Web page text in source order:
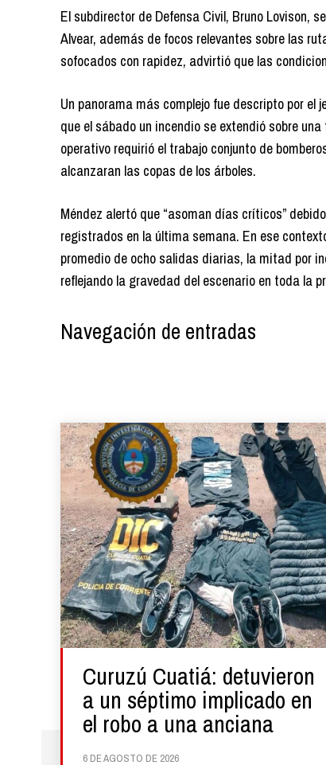
El subdirector de Defensa Civil, Bruno Lovison,
Alvear, además de focos relevantes sobre las
sofocados con rapidez, advirtió que las
Un panorama más complejo fue descripto por el
que el sábado un incendio se extendió sobre
operativo requirió el trabajo conjunto de
alcanzaran las copas de los árboles.
Méndez alertó que “asoman días críticos”
registrados en la última semana. En ese
promedio de ocho salidas diarias, la mitad por
reflejando la gravedad del escenario en toda la
Navegación de entradas
Curuzú Cuatiá: detuvieron
a un séptimo implicado en
el robo a una anciana
6 DE AGOSTO DE 2026